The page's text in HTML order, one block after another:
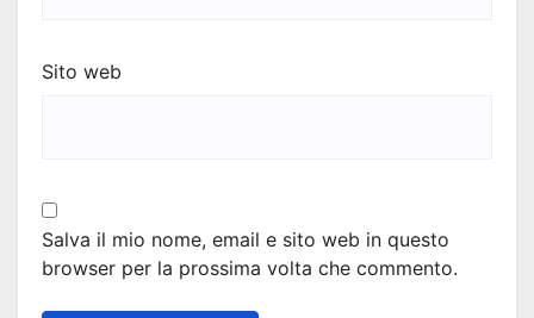
Sito web
Salva il mio nome, email e sito web in questo
browser per la prossima volta che commento.